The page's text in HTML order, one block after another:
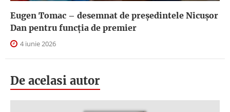
Eugen Tomac – desemnat de președintele Nicușor
Dan pentru funcția de premier
4 iunie 2026
De acelasi autor